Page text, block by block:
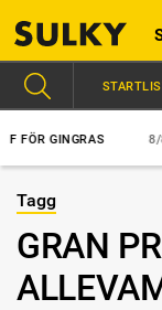
GINGRAS 8/8
Tagg
GRAN